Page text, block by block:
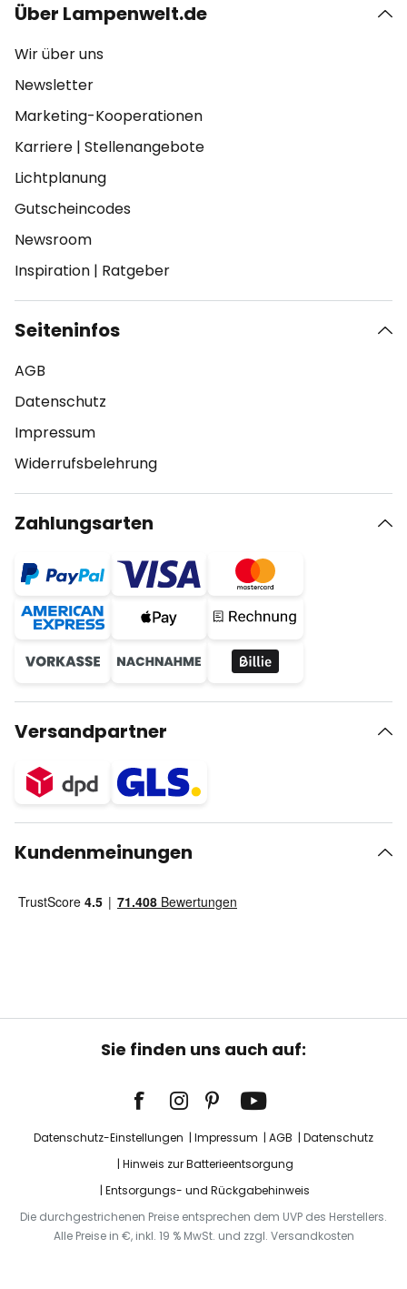
Über Lampenwelt.de
Wir über uns
Newsletter
Marketing-Kooperationen
Karriere | Stellenangebote
Lichtplanung
Gutscheincodes
Newsroom
Inspiration | Ratgeber
Seiteninfos
AGB
Datenschutz
Impressum
Widerrufsbelehrung
Zahlungsarten
Versandpartner
Kundenmeinungen
Sie finden uns auch auf:
Datenschutz-Einstellungen Impressum AGB
Datenschutz
Hinweis zur Batterieentsorgung
Entsorgungs- und Rückgabehinweis
Die durchgestrichenen Preise entsprechen dem UVP des Herstellers.
Alle Preise in €, inkl. 19 % MwSt. und zzgl. Versandkosten